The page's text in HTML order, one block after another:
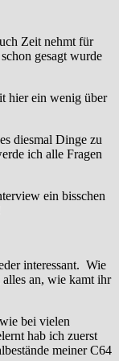
Zeit nehmt für
gesagt wurde
hier ein wenig über
diesmal Dinge zu
ich alle Fragen
ein bisschen
interessant. Wie
an, wie kamt ihr
bei vielen
hab ich zuerst
meiner C64